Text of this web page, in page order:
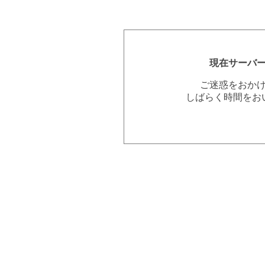
現在サーバ
ご迷惑をおか
しばらく時間を